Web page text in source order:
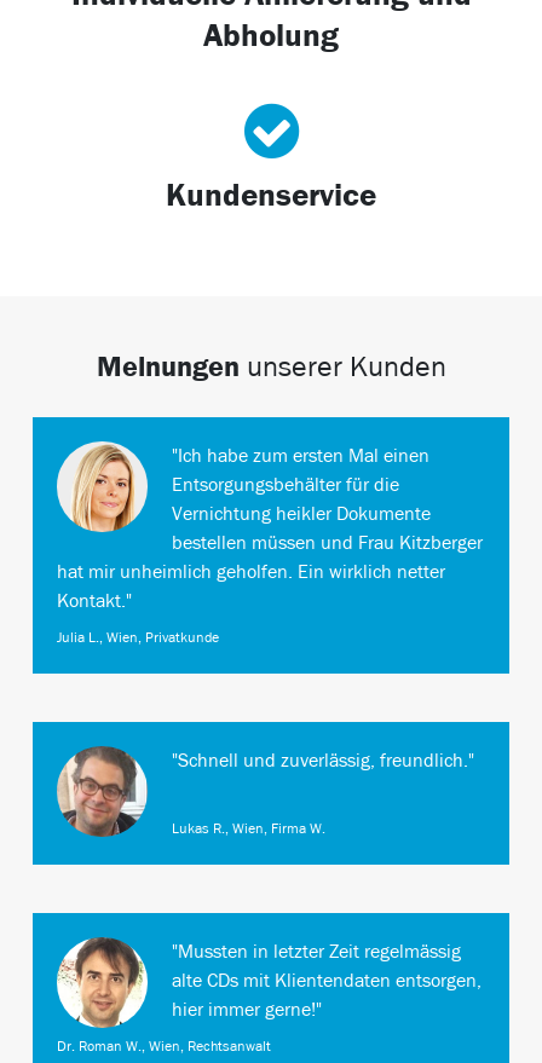
Abholung
Kundenservice
Meinungen unserer Kunden
"Ich habe zum ersten Mal einen
Entsorgungsbehälter für die
Vernichtung heikler Dokumente
bestellen müssen und Frau Kitzberger
hat mir unheimlich geholfen. Ein wirklich netter
Kontakt."
Julia L., Wien, Privatkunde
"Schnell und zuverlässig, freundlich."
Lukas R., Wien, Firma W.
"Mussten in letzter Zeit regelmässig
alte CDs mit Klientendaten entsorgen,
hier immer gerne!"
Dr. Roman W., Wien, Rechtsanwalt